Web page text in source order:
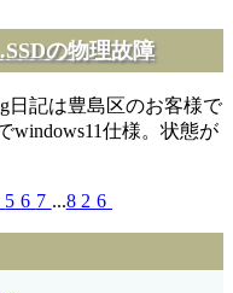
の物理故障
日記は豊島区のお客様で
windows11仕様。状態が
56 7 ...826